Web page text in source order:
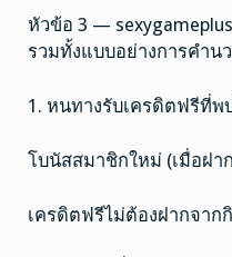
หัวข้อ 3 —
รวมทั้งแบบอย่างการคำน
1. หนทางรับเครดิตฟรีที่พ
โบนัสสมาชิกใหม่ (เมื่อฝา
เครดิตฟรีไม่ต้องฝากจาก